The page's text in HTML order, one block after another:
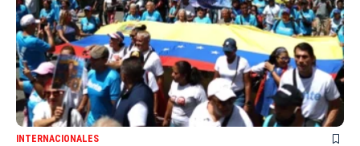
INTERNACIONALES